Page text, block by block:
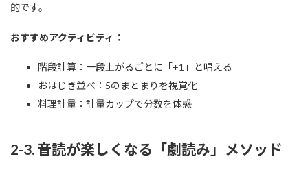
的です。
おすすめアクティビティ：
階段計算：一段上がるごとに「+1」と唱える
おはじき並べ：5のまとまりを視覚化
料理計量：計量カップで分数を体感
2-3. 音読が楽しくなる「劇読み」メソッド